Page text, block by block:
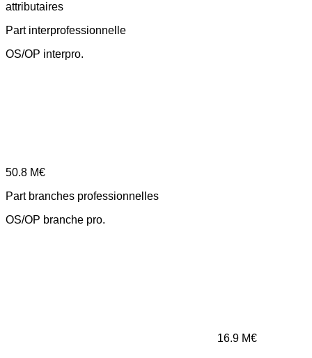
attributaires
Part interprofessionnelle
OS/OP interpro.
50.8 M€
Part branches professionnelles
OS/OP branche pro.
16.9 M€